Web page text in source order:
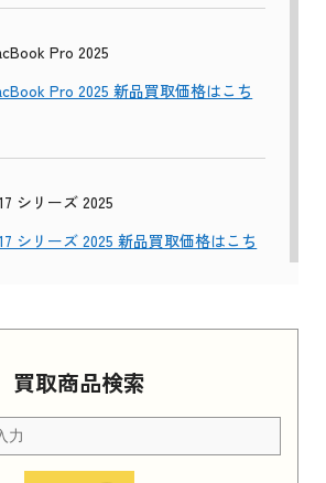
買取商品検索
Pro 2025
Pro 2025 新品買取価格はこち
シリーズ 2025
シリーズ 2025 新品買取価格はこち
Series 11 2025 新品買取価格はこ